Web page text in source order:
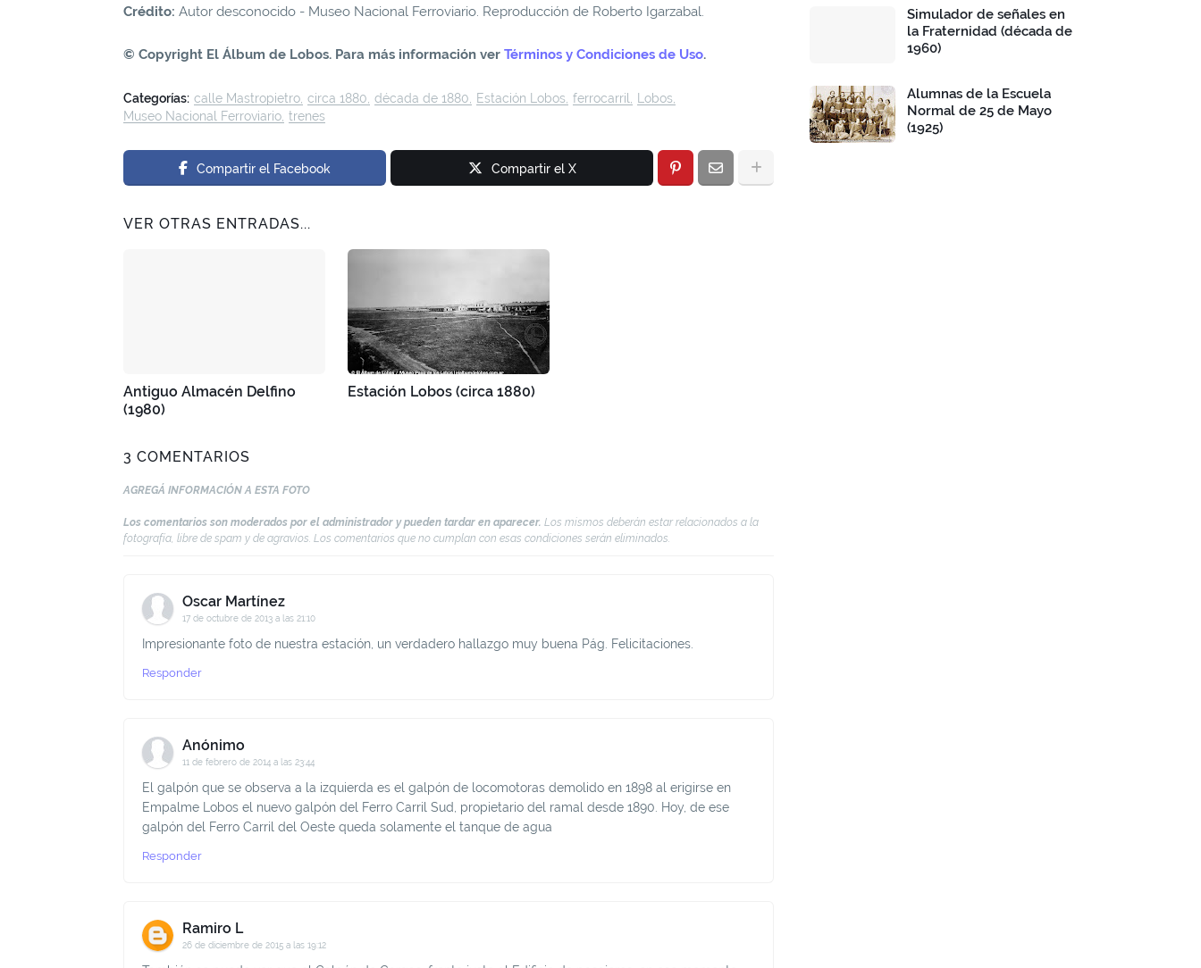
Crédito: Autor desconocido - Museo Nacional Ferroviario. Reproducción de Roberto Igarzabal.
© Copyright El Álbum de Lobos. Para más información ver Términos y Condiciones de Uso.
Categorías: calle Mastropietro circa 1880 década de 1880 Estación Lobos ferrocarril
Lobos
Museo Nacional Ferroviario trenes
Compartir el Facebook Compartir el X
VER OTRAS ENTRADAS...
Antiguo Almacén Delfino
(1980)
Estación Lobos (circa 1880)
3 COMENTARIOS
AGREGÁ INFORMACIÓN A ESTA FOTO
Los comentarios son moderados por el administrador y pueden tardar en aparecer. Los mismos deberán estar relacionados a la
fotografía, libre de spam y de agravios. Los comentarios que no cumplan con esas condiciones serán eliminados.
Oscar Martínez
17 de octubre de 2013 a las 21:10
Impresionante foto de nuestra estación, un verdadero hallazgo muy buena Pág. Felicitaciones.
Responder
Anónimo
11 de febrero de 2014 a las 23:44
El galpón que se observa a la izquierda es el galpón de locomotoras demolido en 1898 al erigirse en
Empalme Lobos el nuevo galpón del Ferro Carril Sud, propietario del ramal desde 1890. Hoy, de ese
galpón del Ferro Carril del Oeste queda solamente el tanque de agua
Responder
Ramiro L
26 de diciembre de 2015 a las 19:12
Simulador de señales en
la Fraternidad (década de
1960)
Alumnas de la Escuela
Normal de 25 de Mayo
(1925)